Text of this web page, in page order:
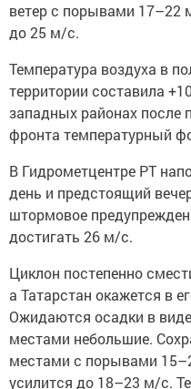
ветер с порывами 17–22
до 25 м/с.
Температура воздуха в
территории составила
западных районах после
фронта температурный
В Гидрометцентре РТ
день и предстоящий
штормовое
достигать 26 м/с.
Циклон постепенно
а Татарстан окажется в
Ожидаются осадки в
местами небольшие.
местами с порывами
усилится до 18–23 м/с.